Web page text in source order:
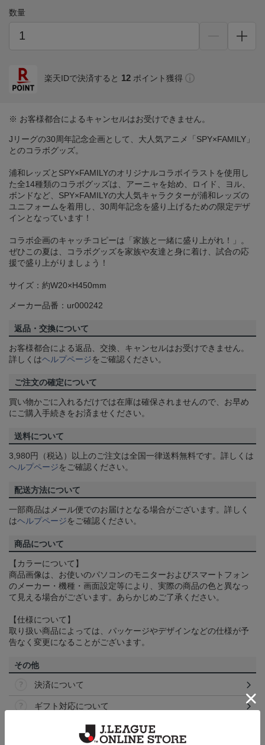
数量
楽天IDで決済すると 12 ポイント獲得
※ お客様都合によるキャンセルはお受けできません。
Jリーグの30周年記念企画として、大人気アニメ「SPY×FAMILY」
とのコラボグッズ。
浦和レッズとSPY×FAMILYのオリジナルコラボイラストを使用し
た全14種類のコラボグッズは、アーニャを始め、ロイド、ヨル、
ボンドなど、SPY×FAMILYの大人気キャラクターが浦和レッズの
ユニフォームを着用し、30周年記念を盛り上げるための限定デザ
インとなっています！
コラボ企画のキャッチコピーは「家族と一緒に盛り上がれ！」。
ぜひこの夏は、コラボグッズを家族や友達と身に着け、試合の応
援で盛り上がりましょう！
サイズ：約W20×H450mm
メーカー品番：ur000242
返品・交換について
お客様都合による返品、交換、キャンセルはお受けできません。
詳しくはヘルプページをご確認ください。
ご注文の確定について
買い物かごに入れるだけでは在庫は確保されませんので、お早め
にご購入手続きをお済ませください。
送料について
3,980円（税込）以上のご注文は全国一律送料無料です。詳しくは
ヘルプページをご確認ください。
配送方法について
一部商品はメール便でのお届けとなる場合がございます。詳しく
はヘルプページをご確認ください。
商品について
【カラーについて】
商品画像は、お使いのパソコンのモニターおよびスマートフォン
のメーカー・機種・画面設定等により、実際の商品の色と異なっ
て見える場合がございます。あらかじめご了承ください。
【仕様について】
取り扱い商品によっては、パッケージやデザインなどの仕様が予
告なく変更になることがございます。
その他
決済について
ギフト対応について